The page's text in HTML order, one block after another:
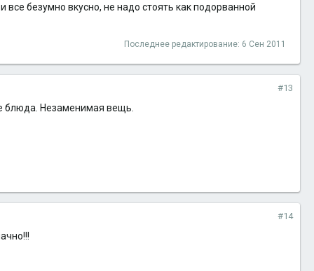
безумно вкусно, не надо стоять как подорванной
Последнее редактирование: 6 Сен 2011
#13
блюда. Незаменимая вещь.
#14